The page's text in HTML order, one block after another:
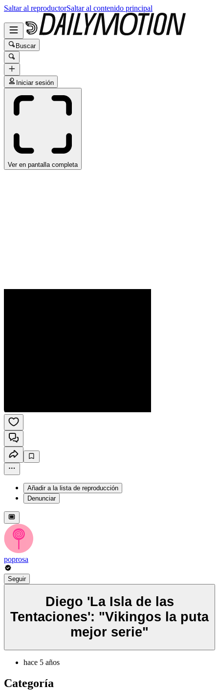
Saltar al reproductorSaltar al contenido principal
Buscar
Iniciar sesión
Ver en pantalla completa
Añadir a la lista de reproducción
Denunciar
poprosa
Seguir
Diego 'La Isla de las
Tentaciones': "Vikingos la puta
mejor serie"
hace 5 años
Categoría